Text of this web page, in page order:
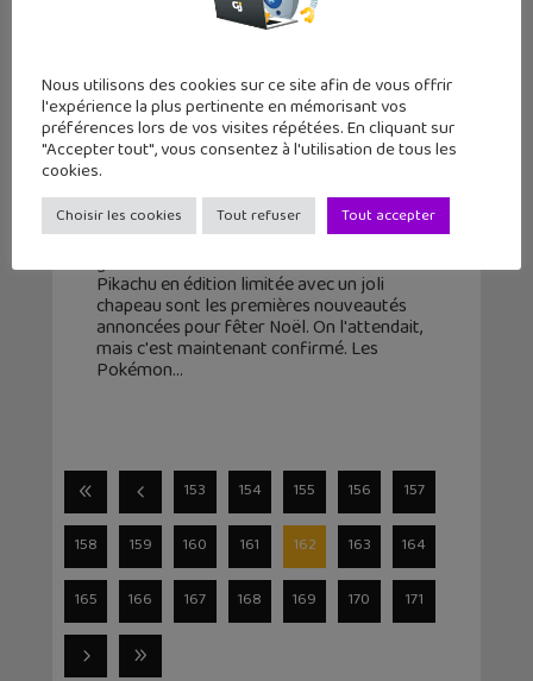
Pokémon Go : Pikachu fête Noël
avec aussi de nouveaux Pokémon !
12 décembre 2016
De nouveaux Pokémon de seconde
génération dans Pokémon GO avec aussi un
Pikachu en édition limitée avec un joli
chapeau sont les premières nouveautés
annoncées pour fêter Noël. On l'attendait,
mais c'est maintenant confirmé. Les
Pokémon
153 154 155 156 157
158 159 160 161 162 163 164
165 166 167 168 169 170 171
Nous utilisons des cookies sur ce site afin de vous offrir
l'expérience la plus pertinente en mémorisant vos
préférences lors de vos visites répétées. En cliquant sur
"Accepter tout", vous consentez à l'utilisation de tous les
cookies.
Choisir les cookies Tout refuser Tout accepter